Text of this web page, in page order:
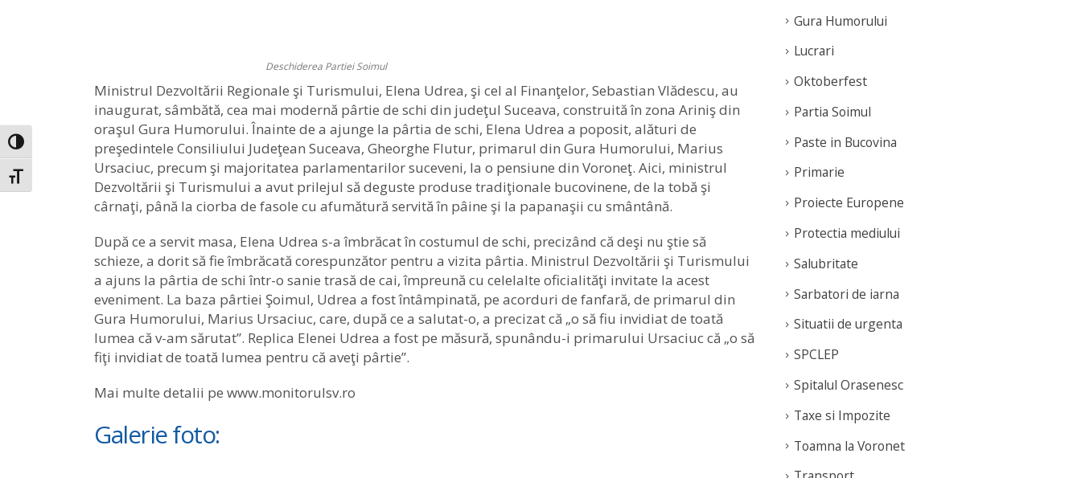
Toggle High Contrast
Toggle Font size
Deschiderea Partiei Soimul
Ministrul Dezvoltării Regionale şi Turismului, Elena Udrea, şi cel al Finanţelor, Sebastian Vlădescu, au
inaugurat, sâmbătă, cea mai modernă pârtie de schi din judeţul Suceava, construită în zona Ariniş din
oraşul Gura Humorului. Înainte de a ajunge la pârtia de schi, Elena Udrea a poposit, alături de
preşedintele Consiliului Judeţean Suceava, Gheorghe Flutur, primarul din Gura Humorului, Marius
Ursaciuc, precum şi majoritatea parlamentarilor suceveni, la o pensiune din Voroneţ. Aici, ministrul
Dezvoltării şi Turismului a avut prilejul să deguste produse tradiţionale bucovinene, de la tobă şi
cârnaţi, până la ciorba de fasole cu afumătură servită în pâine şi la papanaşii cu smântână.
După ce a servit masa, Elena Udrea s-a îmbrăcat în costumul de schi, precizând că deşi nu ştie să
schieze, a dorit să fie îmbrăcată corespunzător pentru a vizita pârtia. Ministrul Dezvoltării şi Turismului
a ajuns la pârtia de schi într-o sanie trasă de cai, împreună cu celelalte oficialităţi invitate la acest
eveniment. La baza pârtiei Şoimul, Udrea a fost întâmpinată, pe acorduri de fanfară, de primarul din
Gura Humorului, Marius Ursaciuc, care, după ce a salutat-o, a precizat că „o să fiu invidiat de toată
lumea că v-am sărutat”. Replica Elenei Udrea a fost pe măsură, spunându-i primarului Ursaciuc că „o să
fiţi invidiat de toată lumea pentru că aveţi pârtie”.
Mai multe detalii pe www.monitorulsv.ro
Galerie foto:
Gura Humorului
Lucrari
Oktoberfest
Partia Soimul
Paste in Bucovina
Primarie
Proiecte Europene
Protectia mediului
Salubritate
Sarbatori de iarna
Situatii de urgenta
SPCLEP
Spitalul Orasenesc
Taxe si Impozite
Toamna la Voronet